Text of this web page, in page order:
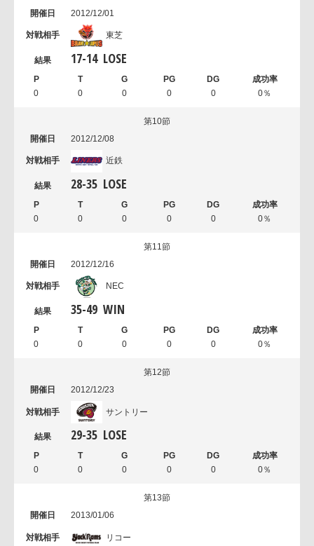
2012/12/01
東芝
17-14 LOSE
0 0 0 0 0 0％
第10節
2012/12/08
近鉄
28-35 LOSE
0 0 0 0 0 0％
第11節
2012/12/16
NEC
35-49 WIN
0 0 0 0 0 0％
第12節
2012/12/23
サントリー
29-35 LOSE
0 0 0 0 0 0％
第13節
2013/01/06
リコー